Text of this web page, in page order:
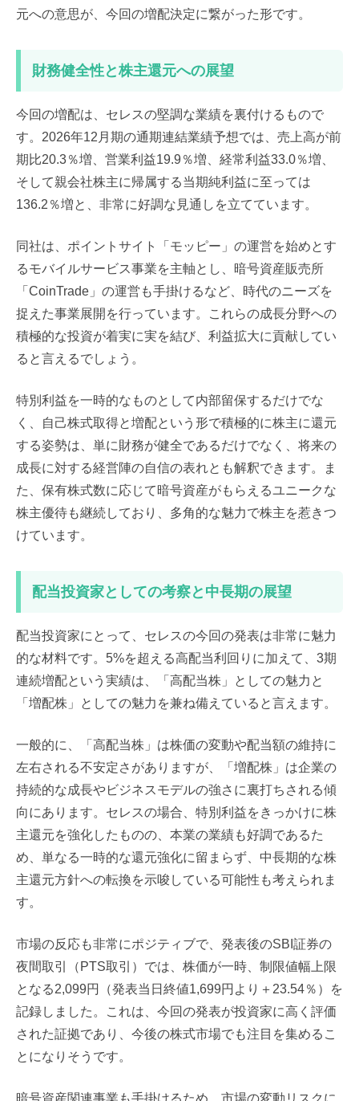
元への意思が、今回の増配決定に繋がった形です。
財務健全性と株主還元への展望
今回の増配は、セレスの堅調な業績を裏付けるもので
す。2026年12月期の通期連結業績予想では、売上高が前
期比20.3％増、営業利益19.9％増、経常利益33.0％増、
そして親会社株主に帰属する当期純利益に至っては
136.2％増と、非常に好調な見通しを立てています。
同社は、ポイントサイト「モッピー」の運営を始めとす
るモバイルサービス事業を主軸とし、暗号資産販売所
「CoinTrade」の運営も手掛けるなど、時代のニーズを
捉えた事業展開を行っています。これらの成長分野への
積極的な投資が着実に実を結び、利益拡大に貢献してい
ると言えるでしょう。
特別利益を一時的なものとして内部留保するだけでな
く、自己株式取得と増配という形で積極的に株主に還元
する姿勢は、単に財務が健全であるだけでなく、将来の
成長に対する経営陣の自信の表れとも解釈できます。ま
た、保有株式数に応じて暗号資産がもらえるユニークな
株主優待も継続しており、多角的な魅力で株主を惹きつ
けています。
配当投資家としての考察と中長期の展望
配当投資家にとって、セレスの今回の発表は非常に魅力
的な材料です。5%を超える高配当利回りに加えて、3期
連続増配という実績は、「高配当株」としての魅力と
「増配株」としての魅力を兼ね備えていると言えます。
一般的に、「高配当株」は株価の変動や配当額の維持に
左右される不安定さがありますが、「増配株」は企業の
持続的な成長やビジネスモデルの強さに裏打ちされる傾
向にあります。セレスの場合、特別利益をきっかけに株
主還元を強化したものの、本業の業績も好調であるた
め、単なる一時的な還元強化に留まらず、中長期的な株
主還元方針への転換を示唆している可能性も考えられま
す。
市場の反応も非常にポジティブで、発表後のSBI証券の
夜間取引（PTS取引）では、株価が一時、制限値幅上限
となる2,099円（発表当日終値1,699円より＋23.54％）を
記録しました。これは、今回の発表が投資家に高く評価
された証拠であり、今後の株式市場でも注目を集めるこ
とになりそうです。